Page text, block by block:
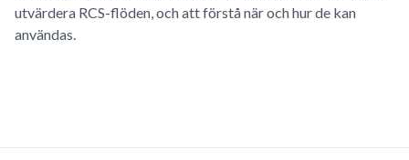
utvärdera RCS-flöden, och att förstå när och hur de kan
användas.